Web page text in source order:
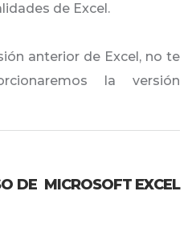
de Excel.
anterior de Excel, no te
la versión
DE MICROSOFT EXCEL